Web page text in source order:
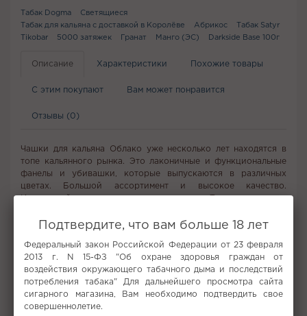
Табак Dogma
Светящиеся
Табак для кальяна с доставкой в Королёве
Абрикос
Табак Satyr
Tikobar
5000 затяжек Гранат Манго (ЭС) Darkside Base 100г
Описание Характеристики Похожие товары
С этим покупают Вам может понравится
Отзывы (0)
Чашки для кальяна Облако уже несколько лет находятся в
топе кальянного рынка. Это лаконичные и функциональные
фанелы и убивашки, которые выпускаются в различных
цветах. Большой ассортимент и высокое качество.
Не забудьте купить
Подтвердите, что вам больше 18 лет
Федеральный закон Российской Федерации от 23 февраля
2013 г. N 15-ФЗ "Об охране здоровья граждан от
воздействия окружающего табачного дыма и последствий
потребления табака" Для дальнейшего просмотра сайта
сигарного магазина, Вам необходимо подтвердить свое
совершеннолетие.